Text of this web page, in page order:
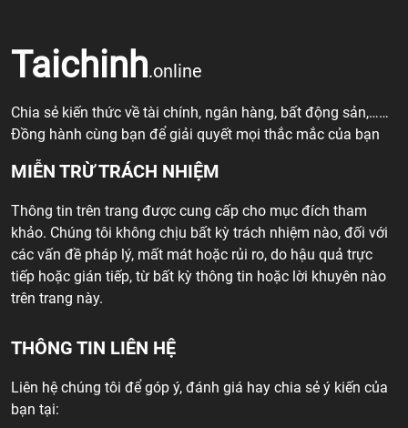
Taichinh.online
Chia sẻ kiến thức về tài chính, ngân hàng, bất động sản,……
Đồng hành cùng bạn để giải quyết mọi thắc mắc của bạn
MIỄN TRỪ TRÁCH NHIỆM
Thông tin trên trang được cung cấp cho mục đích tham
khảo. Chúng tôi không chịu bất kỳ trách nhiệm nào, đối với
các vấn đề pháp lý, mất mát hoặc rủi ro, do hậu quả trực
tiếp hoặc gián tiếp, từ bất kỳ thông tin hoặc lời khuyên nào
trên trang này.
THÔNG TIN LIÊN HỆ
Liên hệ chúng tôi để góp ý, đánh giá hay chia sẻ ý kiến của
bạn tại: